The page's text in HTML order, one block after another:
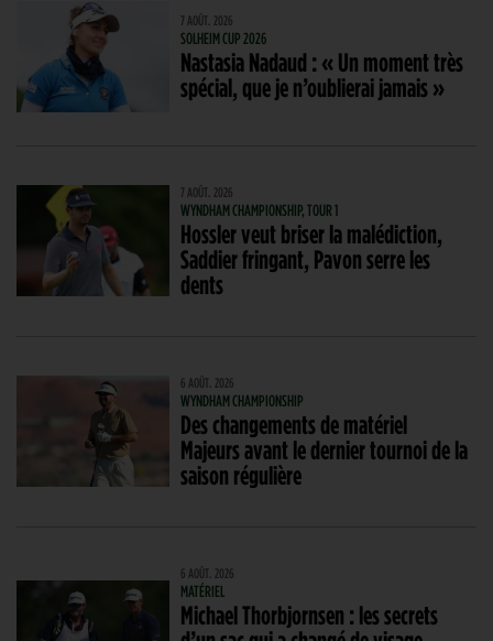
7 AOÛT. 2026
SOLHEIM CUP 2026
Nastasia Nadaud : « Un moment très
spécial, que je n’oublierai jamais »
7 AOÛT. 2026
WYNDHAM CHAMPIONSHIP, TOUR 1
Hossler veut briser la malédiction,
Saddier fringant, Pavon serre les
dents
6 AOÛT. 2026
WYNDHAM CHAMPIONSHIP
Des changements de matériel
Majeurs avant le dernier tournoi de la
saison régulière
6 AOÛT. 2026
MATÉRIEL
Michael Thorbjornsen : les secrets